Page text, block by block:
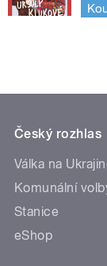
Český rozhlas
Válka na
Komunální
Stanice
eShop